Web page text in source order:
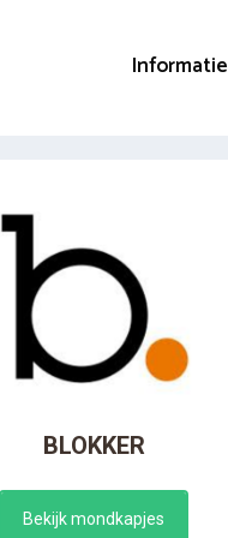
Informatie
BLOKKER
Bekijk mondkapjes